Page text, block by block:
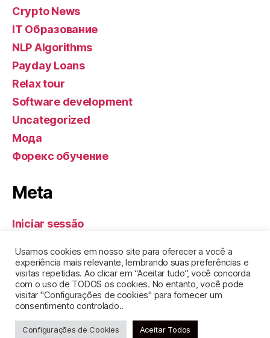
Crypto News
IT Образование
NLP Algorithms
Payday Loans
Relax tour
Software development
Uncategorized
Мода
Форекс обучение
Meta
Iniciar sessão
Feed de comentários
WordPress.org
© 2026GEL DE SANTA CLARA
Usamos cookies em nosso site para oferecer a você a
experiência mais relevante, lembrando suas preferências e
visitas repetidas. Ao clicar em “Aceitar tudo”, você concorda
com o uso de TODOS os cookies. No entanto, você pode
visitar "Configurações de cookies" para fornecer um
consentimento controlado..
Configurações de Cookies Aceitar Todos